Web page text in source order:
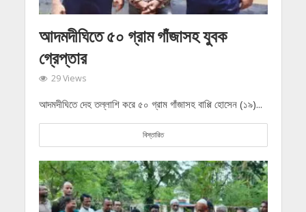
আদমদীঘিতে ৫০ গ্রাম গাঁজাসহ যুবক
গ্রেপ্তার
29 Views
আদমদীঘিতে দেহ তল্লাশি করে ৫০ গ্রাম গাঁজাসহ বাপ্পি হোসেন (১৯)...
বিস্তারিত